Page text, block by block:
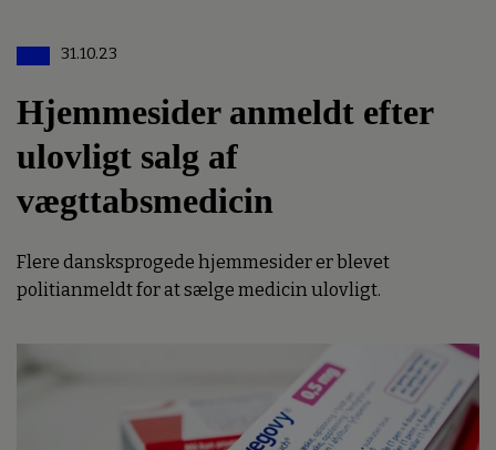
31.10.23
Hjemmesider anmeldt efter
ulovligt salg af
vægttabsmedicin
Flere dansksprogede hjemmesider er blevet
politianmeldt for at sælge medicin ulovligt.